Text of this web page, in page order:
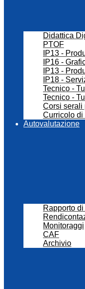
Didattica
PTOF
IP13 -
IP16 -
IP13 -
IP18 -
Tecnico -
Tecnico -
Corsi serali
Curricolo di
Autovalutazione
Rapporto
Monitoraggi
CAF
Archivio